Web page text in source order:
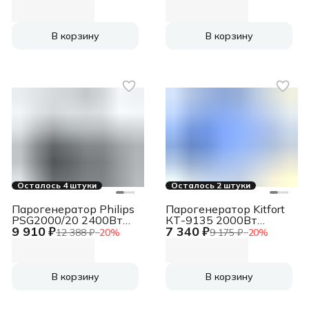
В корзину В корзину
Осталось 4 штуки
9 910 ₽12 388 ₽−20%
Парогенератор Philips
PSG2000/20 2400Вт
синий
В корзину
Осталось 2 штуки
7 340 ₽9 175 ₽−20%
Парогенератор Kitfort
КТ-9135 2000Вт
синий/белый
В корзину